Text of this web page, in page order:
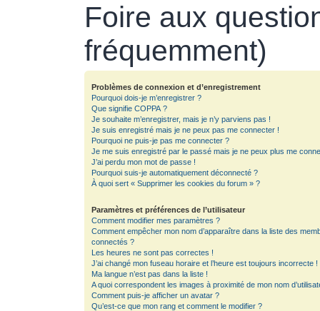
Foire aux
fréquemment)
Problèmes de connexion et d’enregistrement
Pourquoi dois-je m’enregistrer ?
Que signifie COPPA ?
Je souhaite m’enregistrer, mais je n’y parviens pas !
Je suis enregistré mais je ne peux pas me connecter !
Pourquoi ne puis-je pas me connecter ?
Je me suis enregistré par le passé mais je ne peux plus me
J’ai perdu mon mot de passe !
Pourquoi suis-je automatiquement déconnecté ?
À quoi sert « Supprimer les cookies du forum » ?
Paramètres et préférences de l’utilisateur
Comment modifier mes paramètres ?
Comment empêcher mon nom d’apparaître dans la liste des
connectés ?
Les heures ne sont pas correctes !
J’ai changé mon fuseau horaire et l’heure est toujours incorrecte !
Ma langue n’est pas dans la liste !
A quoi correspondent les images à proximité de mon nom
Comment puis-je afficher un avatar ?
Qu’est-ce que mon rang et comment le modifier ?